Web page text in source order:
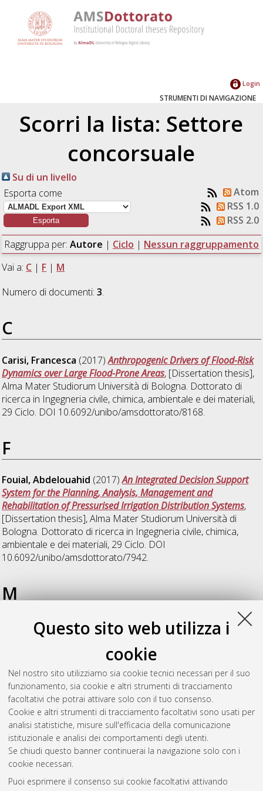
Questo sito web utilizza i
cookie
Nel nostro sito utilizziamo sia cookie tecnici necessari per il suo
funzionamento, sia cookie e altri strumenti di tracciamento
facoltativi che potrai attivare solo con il tuo consenso.
Cookie e altri strumenti di tracciamento facoltativi sono usati per
analisi statistiche, misure sull'efficacia della comunicazione
istituzionale e analisi dei comportamenti degli utenti.
Se chiudi questo banner continuerai la navigazione solo con i
cookie necessari.
Puoi esprimere il consenso sui cookie facoltativi attivando
Login
STRUMENTI DI NAVIGAZIONE
Scorri la lista: Settore
concorsuale
Su di un livello
Esporta come
Atom
RSS 1.0
RSS 2.0
Raggruppa per: Autore | Ciclo | Nessun raggruppamento
Vai a: C | F | M
Numero di documenti:3.
C
Carisi, Francesca (2017)Anthropogenic Drivers of Flood-Risk
Dynamics over Large Flood-Prone Areas, [Dissertation thesis],
Alma Mater Studiorum Università di Bologna. Dottorato di
ricerca in Ingegneria civile, chimica, ambientale e dei materiali,
29 Ciclo. DOI 10.6092/unibo/amsdottorato/8168.
F
Fouial, Abdelouahid (2017)An Integrated Decision Support
System for the Planning, Analysis, Management and
Rehabilitation of Pressurised Irrigation Distribution Systems,
[Dissertation thesis], Alma Mater Studiorum Università di
Bologna. Dottorato di ricerca in Ingegneria civile, chimica,
ambientale e dei materiali, 29 Ciclo. DOI
10.6092/unibo/amsdottorato/7942.
M
Moreno Miquel, Adria(2017)Development, Analysis and
Comparison of two Concepts for Wave Energy Conversion in the
, [Dissertation thesis], Alma Mater
Studiorum Università di Bologna. Dottorato di ricerca in
Ingegneria civile, chimica, ambientale e dei materiali , 29 Ciclo.
DOI 10.6092/unibo/amsdottorato/8136.
Questa lista e' stata generata ilSun Aug 9 20:38:36 2026
Atom
Rss 1.0